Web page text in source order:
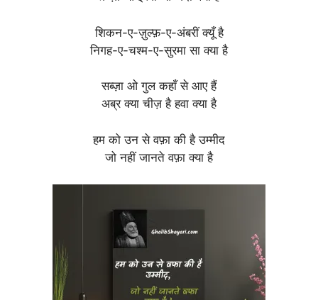
शिकन-ए-ज़ुल्फ़-ए-अंबरीं क्यूँ है
निगह-ए-चश्म-ए-सुरमा सा क्या है
सब्ज़ा ओ गुल कहाँ से आए हैं
अब्र क्या चीज़ है हवा क्या है
हम को उन से वफ़ा की है उम्मीद
जो नहीं जानते वफ़ा क्या है